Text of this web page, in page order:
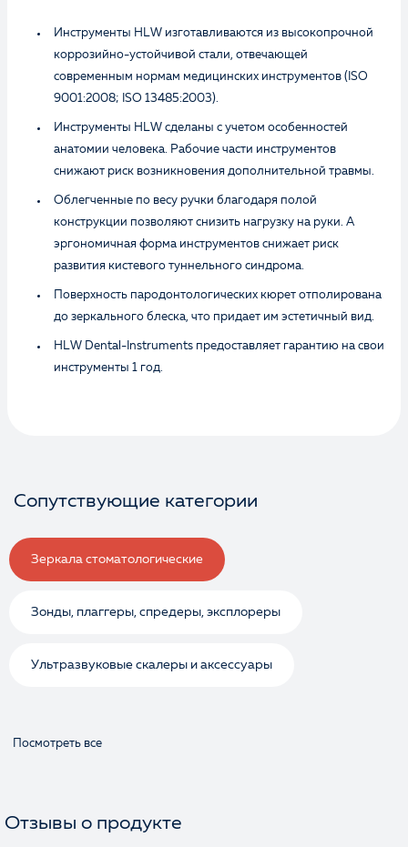
Инструменты HLW изготавливаются из высокопрочной
коррозийно-устойчивой стали, отвечающей
современным нормам медицинских инструментов (ISO
9001:2008; ISO 13485:2003).
Инструменты HLW сделаны с учетом особенностей
анатомии человека. Рабочие части инструментов
снижают риск возникновения дополнительной травмы.
Облегченные по весу ручки благодаря полой
конструкции позволяют снизить нагрузку на руки. А
эргономичная форма инструментов снижает риск
развития кистевого туннельного синдрома.
Поверхность пародонтологических кюрет отполирована
до зеркального блеска, что придает им эстетичный вид.
HLW Dental-Instruments предоставляет гарантию на свои
инструменты 1 год.
Сопутствующие категории
Зеркала стоматологические
Зонды, плаггеры, спредеры, эксплореры
Ультразвуковые скалеры и аксессуары
Посмотреть все
Отзывы о продукте